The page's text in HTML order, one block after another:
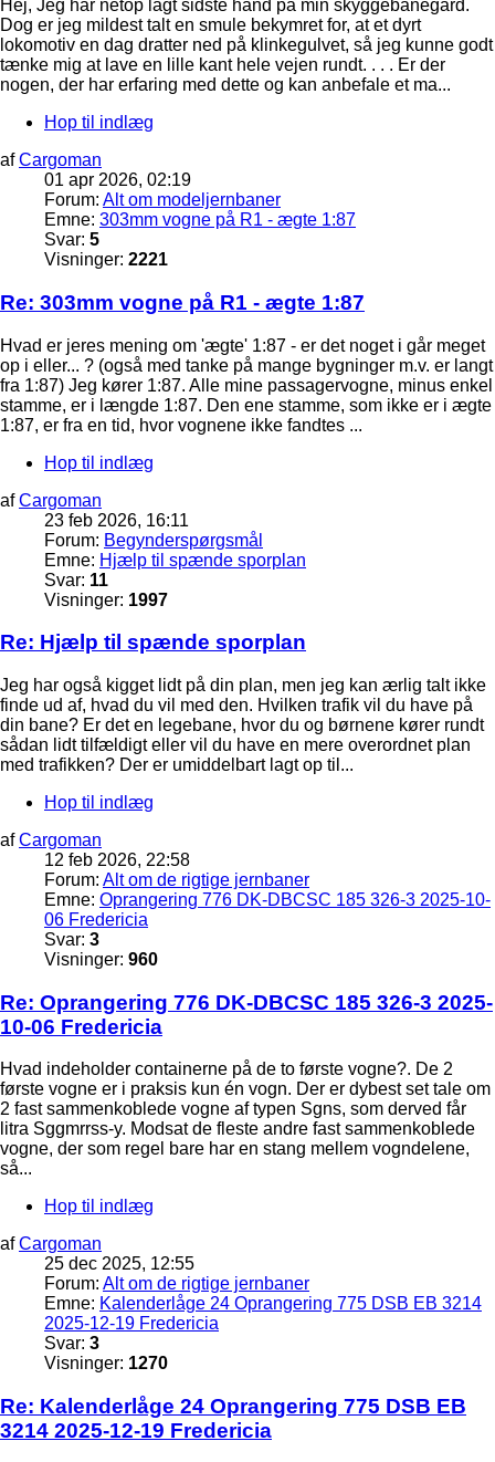
Hej, Jeg har netop lagt sidste hånd på min skyggebanegård.
Dog er jeg mildest talt en smule bekymret for, at et dyrt
lokomotiv en dag dratter ned på klinkegulvet, så jeg kunne godt
tænke mig at lave en lille kant hele vejen rundt. . . . Er der
nogen, der har erfaring med dette og kan anbefale et ma...
Hop til indlæg
afCargoman
01 apr 2026, 02:19
Forum: Alt om modeljernbaner
Emne: 303mm vogne på R1 - ægte 1:87
Svar: 5
Visninger: 2221
Re: 303mm vogne på R1 - ægte 1:87
Hvad er jeres mening om 'ægte' 1:87 - er det noget i går meget
op i eller... ? (også med tanke på mange bygninger m.v. er langt
fra 1:87) Jeg kører 1:87. Alle mine passagervogne, minus enkel
stamme, er i længde 1:87. Den ene stamme, som ikke er i ægte
1:87, er fra en tid, hvor vognene ikke fandtes ...
Hop til indlæg
afCargoman
23 feb 2026, 16:11
Forum: Begynderspørgsmål
Emne: Hjælp til spænde sporplan
Svar: 11
Visninger: 1997
Re: Hjælp til spænde sporplan
Jeg har også kigget lidt på din plan, men jeg kan ærlig talt ikke
finde ud af, hvad du vil med den. Hvilken trafik vil du have på
din bane? Er det en legebane, hvor du og børnene kører rundt
sådan lidt tilfældigt eller vil du have en mere overordnet plan
med trafikken? Der er umiddelbart lagt op til...
Hop til indlæg
afCargoman
12 feb 2026, 22:58
Forum: Alt om de rigtige jernbaner
Emne: Oprangering 776 DK-DBCSC 185 326-3 2025-10-
06 Fredericia
Svar: 3
Visninger: 960
Re: Oprangering 776 DK-DBCSC 185 326-3 2025-
10-06 Fredericia
Hvad indeholder containerne på de to første vogne?. De 2
første vogne er i praksis kun én vogn. Der er dybest set tale om
2 fast sammenkoblede vogne af typen Sgns, som derved får
litra Sggmrrss-y. Modsat de fleste andre fast sammenkoblede
vogne, der som regel bare har en stang mellem vogndelene,
så...
Hop til indlæg
afCargoman
25 dec 2025, 12:55
Forum: Alt om de rigtige jernbaner
Emne: Kalenderlåge 24 Oprangering 775 DSB EB 3214
2025-12-19 Fredericia
Svar: 3
Visninger: 1270
Re: Kalenderlåge 24 Oprangering 775 DSB EB
3214 2025-12-19 Fredericia